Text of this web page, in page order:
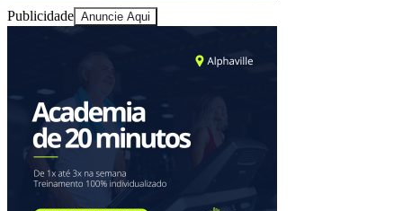
Publicidade Anuncie Aqui